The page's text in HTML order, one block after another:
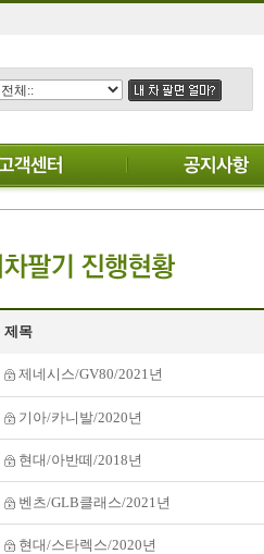
제목
제네시스/GV80/2021년
기아/카니발/2020년
현대/아반떼/2018년
벤츠/GLB클래스/2021년
현대/스타렉스/2020년